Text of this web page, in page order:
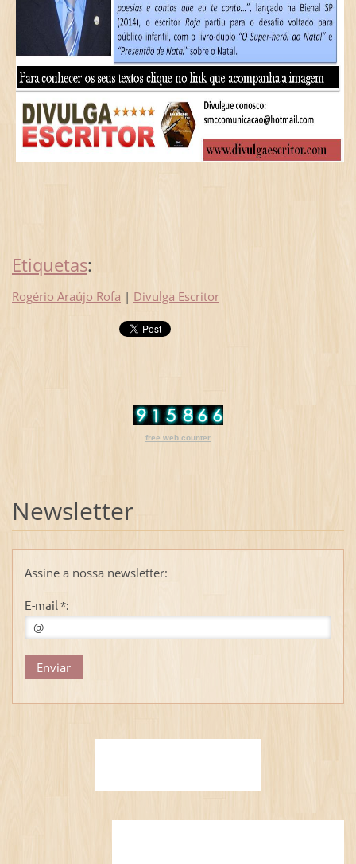
Etiquetas:
Rogério Araújo Rofa | Divulga Escritor
free web counter
Newsletter
Assine a nossa newsletter:
E-mail *: